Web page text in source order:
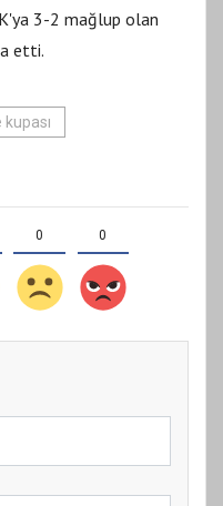
3-2 mağlup olan
etti.
0 0